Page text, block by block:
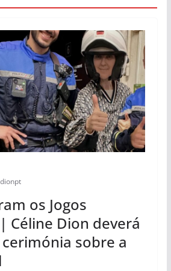
os Jogos
Céline Dion deverá
sobre a